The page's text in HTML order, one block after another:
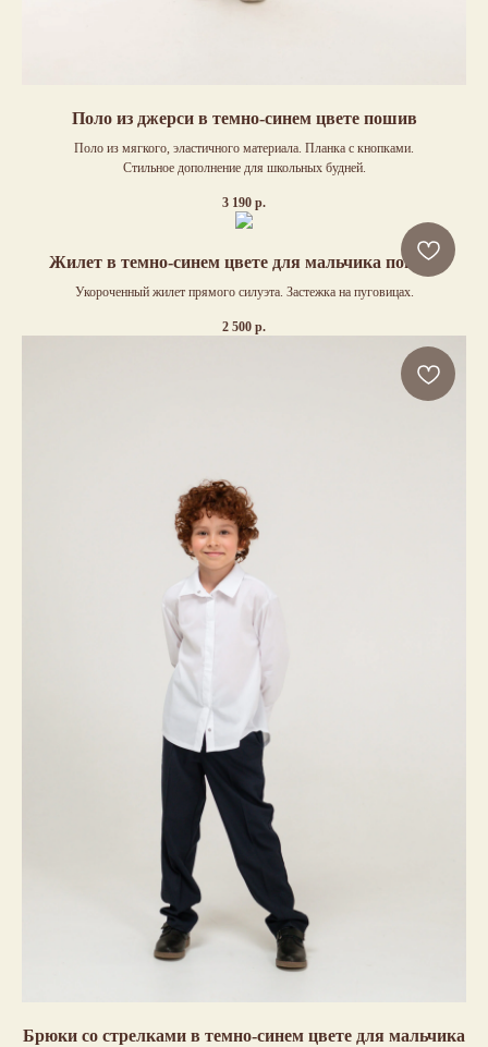
Поло из джерси в темно-синем цвете пошив
Поло из мягкого, эластичного материала. Планка с кнопками.
Стильное дополнение для школьных будней.
3 190 р.
Жилет в темно-синем цвете для мальчика пошив
Укороченный жилет прямого силуэта. Застежка на пуговицах.
2 500 р.
Брюки со стрелками в темно-синем цвете для мальчика